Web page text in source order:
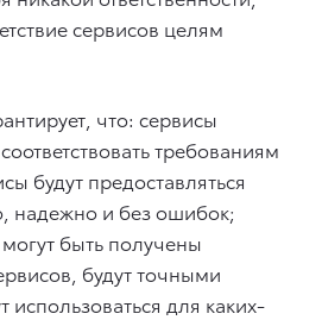
сервисов целям
что: сервисы
требованиям
будут предоставляться
надежно и без ошибок;
быть получены
будут точными
для каких-